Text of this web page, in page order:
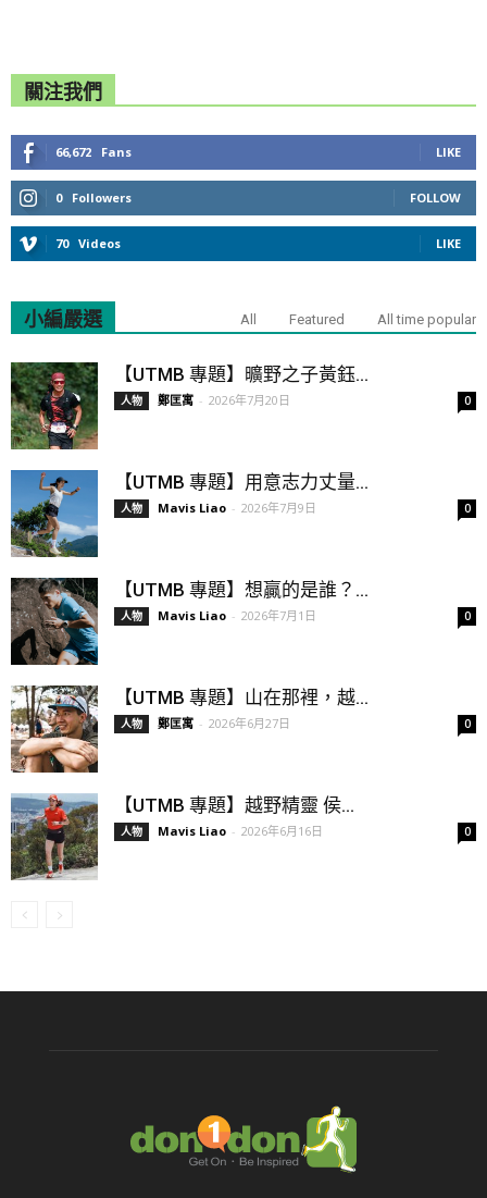
關注我們
66,672 Fans LIKE
0 Followers FOLLOW
70 Videos LIKE
小編嚴選 All Featured All time popular
【UTMB 專題】曠野之子黃鈺...
人物 鄭匡寓 - 2026年7月20日 0
【UTMB 專題】用意志力丈量...
人物 Mavis Liao - 2026年7月9日 0
【UTMB 專題】想贏的是誰？...
人物 Mavis Liao - 2026年7月1日 0
【UTMB 專題】山在那裡，越...
人物 鄭匡寓 - 2026年6月27日 0
【UTMB 專題】越野精靈 侯...
人物 Mavis Liao - 2026年6月16日 0